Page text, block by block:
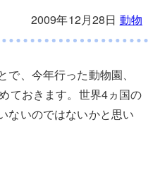
2009年12月28日 動物
、今年行った動物園、
ておきます。世界4ヵ国の
ないのではないかと思い